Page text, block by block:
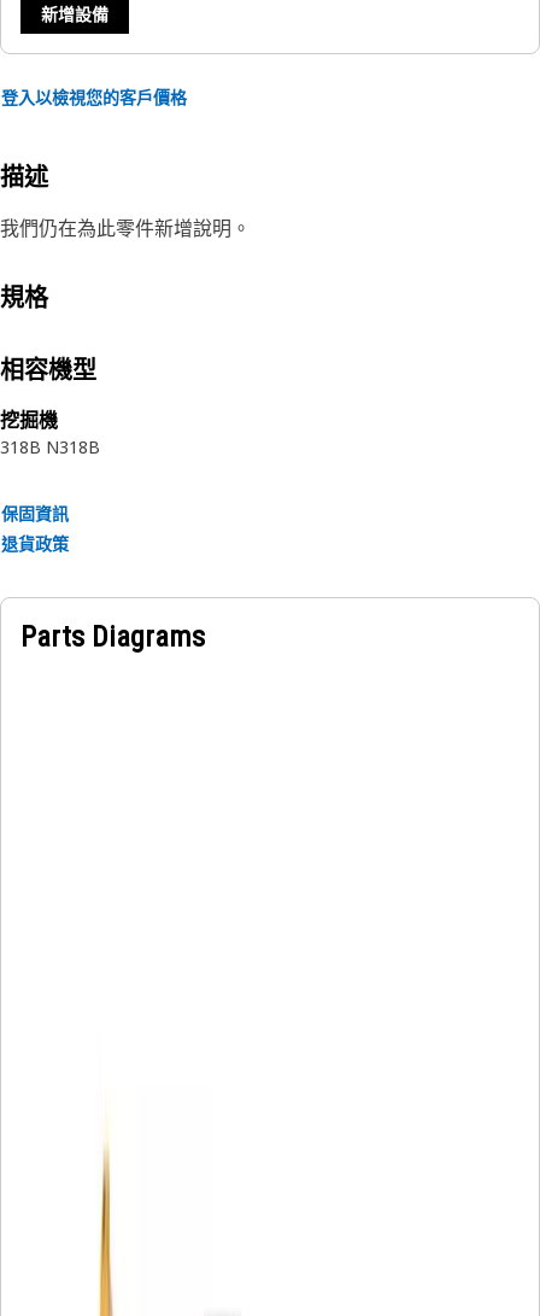
新增設備
登入以檢視您的客戶價格
描述
我們仍在為此零件新增說明。
規格
相容機型
挖掘機
318B N318B
保固資訊
退貨政策
Parts Diagrams